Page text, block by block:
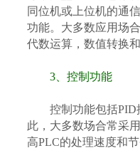
同位机或上位机的通
功能。大多数应用场
代数运算，数值转换
3、控制功能
控制功能包括PID
此，大多数场合常采
高PLC的处理速度和